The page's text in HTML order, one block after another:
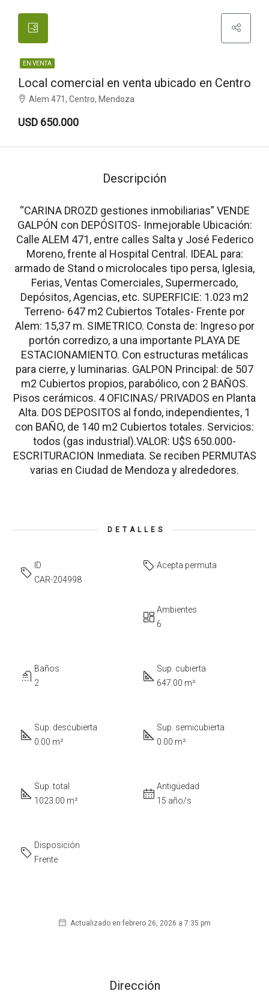
EN VENTA
Local comercial en venta ubicado en Centro
Alem 471, Centro, Mendoza
USD 650.000
Descripción
“CARINA DROZD gestiones inmobiliarias” VENDE
GALPÓN con DEPÓSITOS- Inmejorable Ubicación:
Calle ALEM 471, entre calles Salta y José Federico
Moreno, frente al Hospital Central. IDEAL para:
armado de Stand o microlocales tipo persa, Iglesia,
Ferias, Ventas Comerciales, Supermercado,
Depósitos, Agencias, etc. SUPERFICIE: 1.023 m2
Terreno- 647 m2 Cubiertos Totales- Frente por
Alem: 15,37 m. SIMETRICO. Consta de: Ingreso por
portón corredizo, a una importante PLAYA DE
ESTACIONAMIENTO. Con estructuras metálicas
para cierre, y luminarias. GALPON Principal: de 507
m2 Cubiertos propios, parabólico, con 2 BAÑOS.
Pisos cerámicos. 4 OFICINAS/ PRIVADOS en Planta
Alta. DOS DEPOSITOS al fondo, independientes, 1
con BAÑO, de 140 m2 Cubiertos totales. Servicios:
todos (gas industrial).VALOR: U$S 650.000-
ESCRITURACION Inmediata. Se reciben PERMUTAS
varias en Ciudad de Mendoza y alrededores.
DETALLES
ID
CAR-204998
Acepta permuta
Ambientes
6
Baños
2
Sup. cubierta
647.00 m²
Sup. descubierta
0.00 m²
Sup. semicubierta
0.00 m²
Sup. total
1023.00 m²
Antigüedad
15 año/s
Disposición
Frente
Actualizado en febrero 26, 2026 a 7:35 pm
Dirección